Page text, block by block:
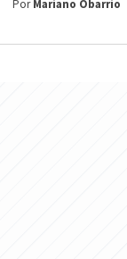
PorMariano Obarrio